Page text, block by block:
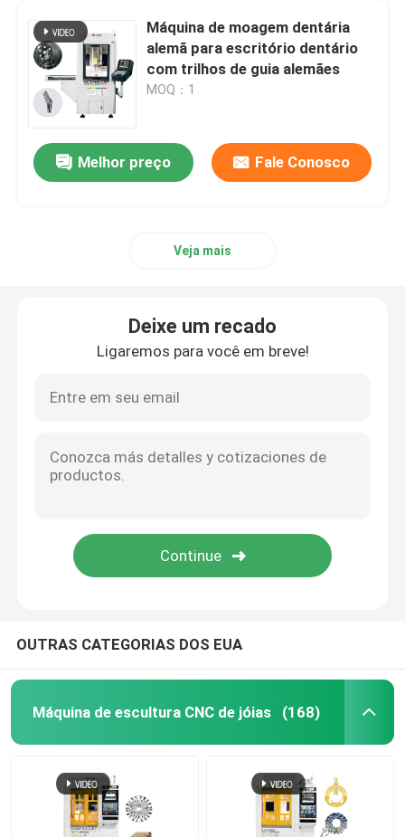
Máquina de moagem dentária
alemã para escritório dentário
com trilhos de guia alemães
MOQ：1
Melhor preço Fale Conosco
Veja mais
Deixe um recado
Ligaremos para você em breve!
OUTRAS CATEGORIAS DOS EUA
Máquina de escultura CNC de jóias (168)